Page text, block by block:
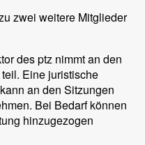
zwei weitere Mitglieder
des ptz nimmt an den
Eine juristische
an den Sitzungen
Bei Bedarf können
hinzugezogen